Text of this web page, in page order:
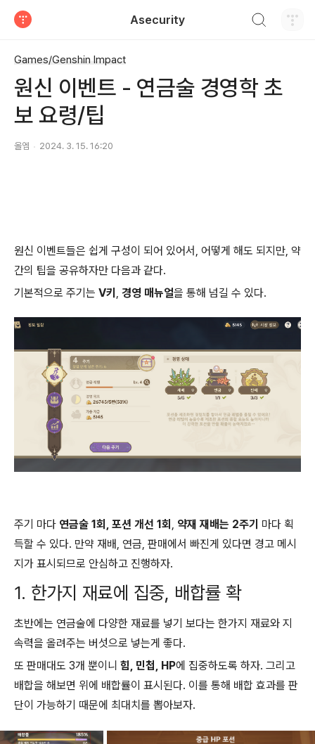
Asecurity
Games/Genshin Impact
원신 이벤트 - 연금술 경영학 초
보 요령/팁
올엠 2024. 3. 15. 16:20
원신 이벤트들은 쉽게 구성이 되어 있어서, 어떻게 해도 되지만, 약
간의 팁을 공유하자만 다음과 같다.
기본적으로 주기는 V키 , 경영 매뉴얼을 통해 넘길 수 있다.
주기 마다 연금술 1회, 포션 개선 1회 , 약재 재배는 2주기 마다 획
득할 수 있다. 만약 재배, 연금, 판매에서 빠진게 있다면 경고 메시
지가 표시되므로 안심하고 진행하자.
1. 한가지 재료에 집중, 배합률 확
초반에는 연금술에 다양한 재료를 넣기 보다는 한가지 재료와 지
속력을 올려주는 버섯으로 넣는게 좋다.
또 판매대도 3개 뿐이니 힘, 민첩, HP에 집중하도록 하자. 그리고
배합을 해보면 위에 배합률이 표시된다. 이를 통해 배합 효과를 판
단이 가능하기 때문에 최대치를 뽑아보자.